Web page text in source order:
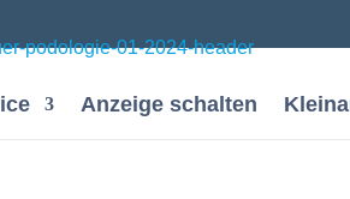
Anzeige schalten